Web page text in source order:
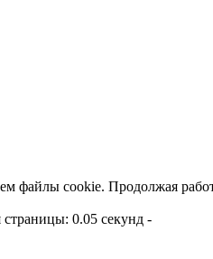
файлы cookie. Продолжая
страницы: 0.05 секунд -